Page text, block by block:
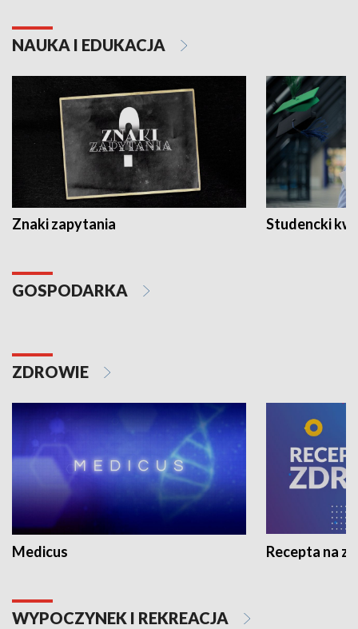
NAUKA I EDUKACJA
Znaki zapytania Studencki
GOSPODARKA
ZDROWIE
Medicus Recepta na
WYPOCZYNEK I REKREACJA